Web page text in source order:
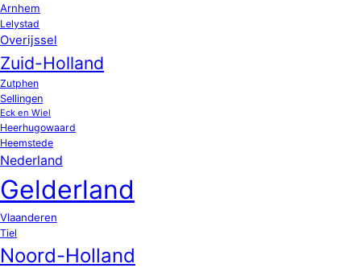
Arnhem
Lelystad
Overijssel
Zuid-Holland
Zutphen
Sellingen
Eck en Wiel
Heerhugowaard
Heemstede
Nederland
Gelderland
Vlaanderen
Tiel
Noord-Holland